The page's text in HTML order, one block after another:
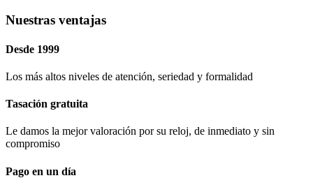
Nuestras ventajas
Desde 1999
Los más altos niveles de atención, seriedad y formalidad​
Tasación gratuita
Le damos la mejor valoración por su reloj, de inmediato y sin
compromiso
Pago en un día